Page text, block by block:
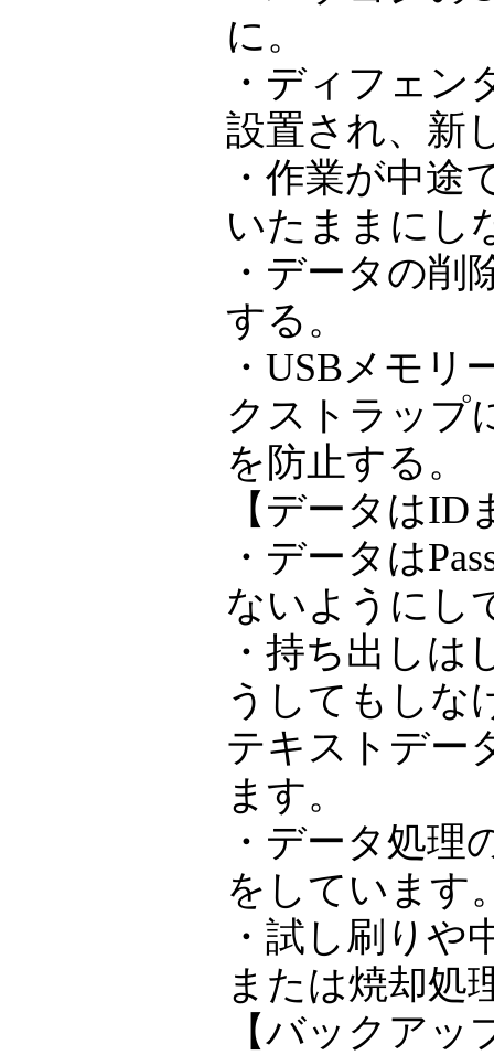
に。
・ディフェ
設置され、新
・作業が中途
いたままにし
・データの削
する。
・USBメモリ
クストラップ
を防止する。
【データはID
・データは
ないようにし
・持ち出しは
うしてもしな
テキストデー
ます。
・データ処理
をしています
・試し刷りや
または焼却処
【バックアッ